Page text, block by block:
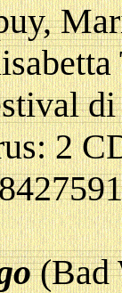
2
(Bad